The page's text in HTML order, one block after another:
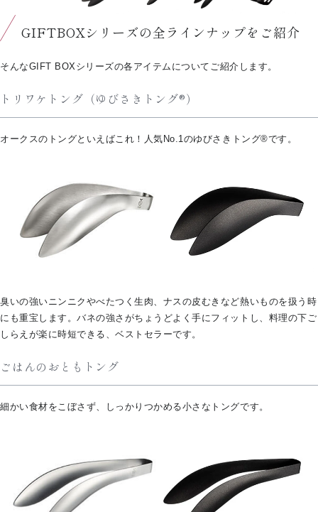
GIFTBOXシリーズの全ラインナップをご紹介
そんなGIFT BOXシリーズの各アイテムについてご紹介します。
トリワケトング（ゆびさきトング®）
オークスのトングといえばこれ！人気No.1のゆびさきトング®です。
臭いの強いニンニクやべたつく生肉、ナスの皮むきなど熱いものを扱う時
にも重宝します。バネの強さがちょうどよく手にフィットし、料理の下ご
しらえが楽に時短できる、ベストセラーです。
ごはんのおともトング
細かい食材をこぼさず、しっかりつかめる小さなトングです。